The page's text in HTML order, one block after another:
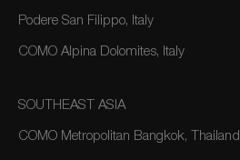
Podere San Filippo, Italy
COMO Alpina Dolomites, Italy
SOUTHEAST ASIA
COMO Metropolitan Bangkok, Thailand